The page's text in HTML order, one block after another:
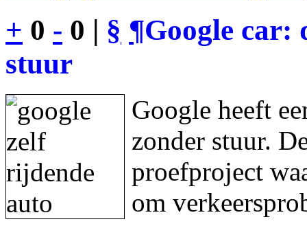
+ 0 - 0 | § ¶Google car:
stuur
Google heeft
zonder stuur.
proefproject
om